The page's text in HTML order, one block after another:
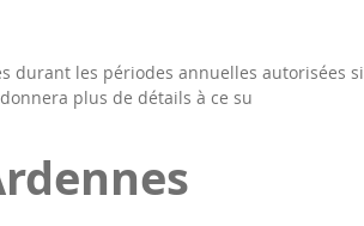
durant les périodes annuelles autorisées
plus de détails à ce su